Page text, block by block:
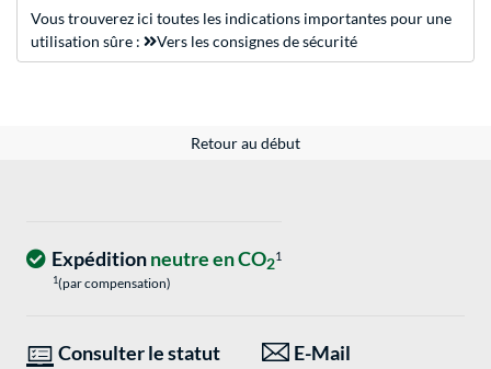
Vous trouverez ici toutes les indications importantes pour une
utilisation sûre :
Vers les consignes de sécurité
Retour au début
Expéditionneutre en CO21
1(par compensation)
Consulter le statut
E-Mail